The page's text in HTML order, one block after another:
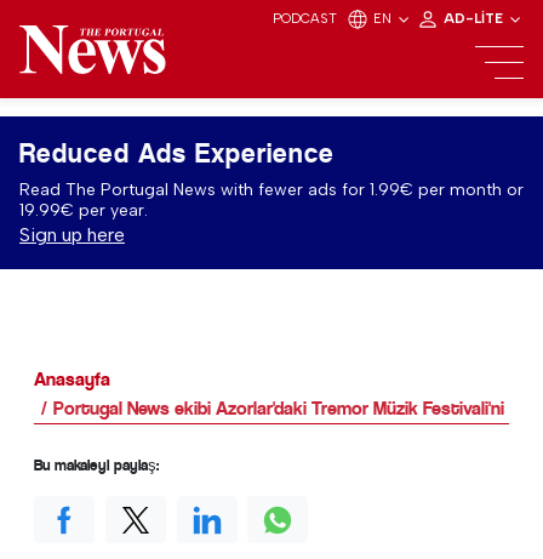
PODCAST EN AD-LITE
Reduced Ads Experience
Read The Portugal News with fewer ads for 1.99€ per month or
19.99€ per year.
Sign up here
Anasayfa
Portugal News ekibi Azorlar'daki Tremor Müzik Festivali'ni
Bu makaleyi paylaş: